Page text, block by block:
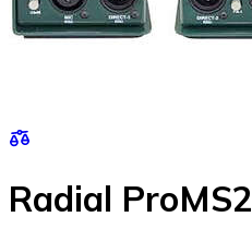
Radial ProMS2